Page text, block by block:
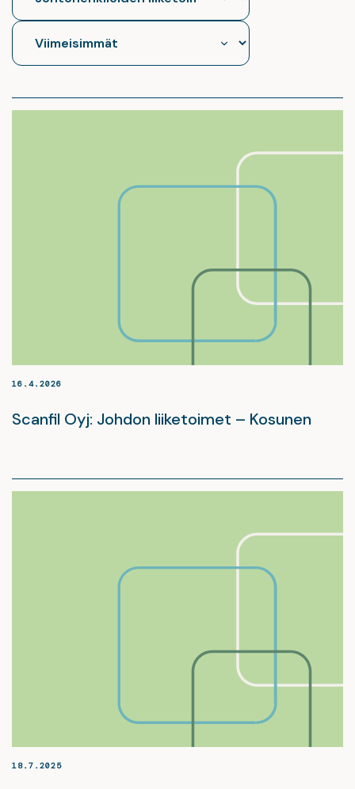
16.4.2026
Scanfil Oyj: Johdon liiketoimet – Kosunen
18.7.2025